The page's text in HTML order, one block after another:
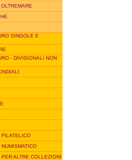
SINGOLE E
- DIVISIONALI NON
FILATELICO
PER ALTRE COLLEZIONI